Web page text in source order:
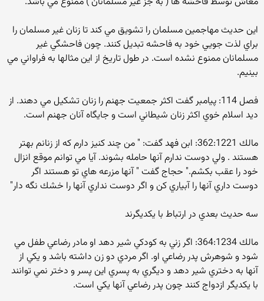
اين حديث مهاجمين مسلمان را تشويق مي كند تا زنان غير مسلمان را
براي لذت جويي خود به فاحشه تبديل كنند. چون فاحشگي غير
مسلمانان ممنوع نشده است. در طول تاريخ از اين مثالها به فراواني مي
بينيم.
فصل 114: پيامبر گفت اكثر جمعيت جهنم را زنان تشكيل مي دهند. از
ديد اسلام خوي اكثر زنان شيطاني است و جايگاه آنان جهنم است.
مالك 362:1221: ابن فهد گفت: " من چند كنيز دارم كه از زنانم بهتر
هستند . ولي دوست ندارم آنها حامله بشوند. آيا مي توانم موقع انزال
خود را عقب بكشم." حجاج گفت " آنها مزرعه هاي تو هستند اگر
دوست داري آنها را آبياري كن و اگر دوست نداري آنها را خشك نگه دار"
سه حديث بعدي در ارتباط با يكديگرند
مالك 364:1234: اگر زني به كودكي شير دهد او مادر رضاعي طفل مي
شود و شوهرش پدر رضاعي او. اگر مردي دو زن داشته باشد و يكي از
آنها به دختري شير دهد و ديگري به پسري اين پسر و دختر نمي توانند
با يكديگر ازدواج كنند چون پدر رضاعي آنها يكي است.